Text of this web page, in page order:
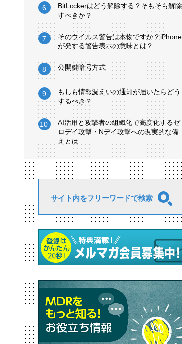
BitLockerはどう解除する？そもそも解除
すべきか？
そのウイルス警告は本物ですか？iPhone
が発する警告表示の意味とは？
公開鍵暗号方式
もしも情報漏えいの通知が届いたらどう
するべき？
AI活用と攻撃者の組織化で高度化するゼ
ロデイ攻撃・Nデイ攻撃への現実的な備
えとは
サイト内をフリーワードで検索